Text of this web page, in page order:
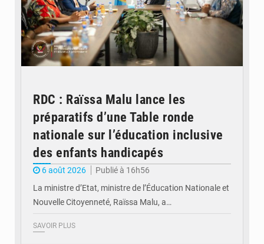
RDC : Raïssa Malu lance les
préparatifs d’une Table ronde
nationale sur l’éducation inclusive
des enfants handicapés
6 août 2026
Publié à 16h56
La ministre d’Etat, ministre de l’Éducation Nationale et
Nouvelle Citoyenneté, Raïssa Malu, a…
SAVOIR PLUS